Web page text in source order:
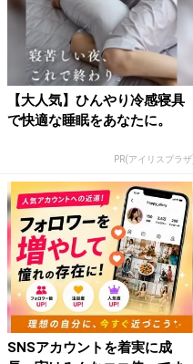
【大人気】ひんやり冷感寝具
で快適な睡眠をあなたに。
PR(アイリスプラ
SNSアカウントを着実に成